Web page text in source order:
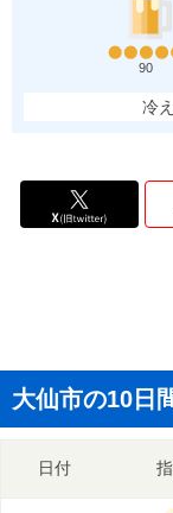
90
冷
大仙市の10日
日付